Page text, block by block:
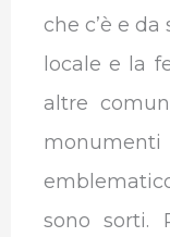
che c’è e
locale e la
altre
sono sorti.